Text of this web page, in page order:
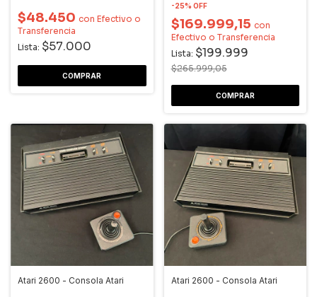
$48.450 con Efectivo o
Transferencia
Lista: $57.000
-25% OFF
$169.999,15 con
Efectivo o Transferencia
Lista: $199.999
$265.999,05
Atari 2600 - Consola Atari Atari 2600 - Consola Atari